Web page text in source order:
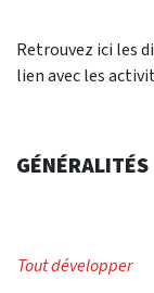
Retrouvez ici les
lien avec les
GÉNÉRALITÉS
Tout développer